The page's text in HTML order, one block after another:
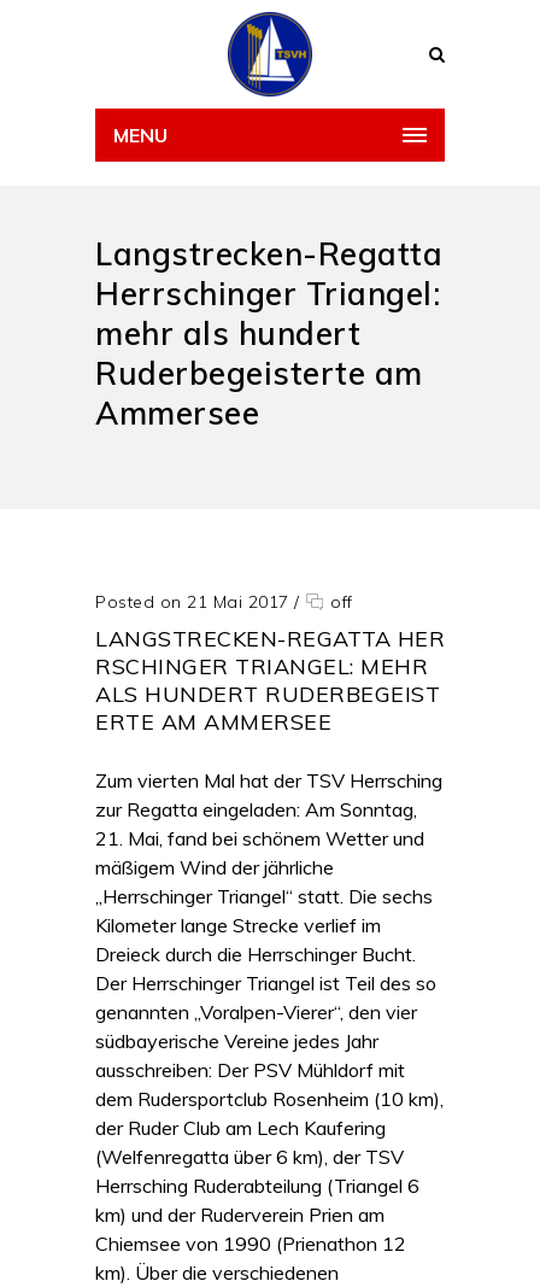
MENU
Langstrecken-Regatta
Herrschinger Triangel:
mehr als hundert
Ruderbegeisterte am
Ammersee
Posted on 21 Mai 2017 / off
LANGSTRECKEN-REGATTA HER
RSCHINGER TRIANGEL: MEHR
ALS HUNDERT RUDERBEGEIST
ERTE AM AMMERSEE
Zum vierten Mal hat der TSV Herrsching
zur Regatta eingeladen: Am Sonntag,
21. Mai, fand bei schönem Wetter und
mäßigem Wind der jährliche
„Herrschinger Triangel“ statt. Die sechs
Kilometer lange Strecke verlief im
Dreieck durch die Herrschinger Bucht.
Der Herrschinger Triangel ist Teil des so
genannten „Voralpen-Vierer“, den vier
südbayerische Vereine jedes Jahr
ausschreiben: Der PSV Mühldorf mit
dem Rudersportclub Rosenheim (10 km),
der Ruder Club am Lech Kaufering
(Welfenregatta über 6 km), der TSV
Herrsching Ruderabteilung (Triangel 6
km) und der Ruderverein Prien am
Chiemsee von 1990 (Prienathon 12
km). Über die verschiedenen